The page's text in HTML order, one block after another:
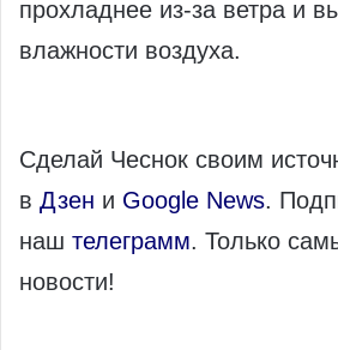
прохладнее из‑за ветра и
влажности воздуха.
Сделай Чеснок своим
в Дзен и Google News.
наш телеграмм. Только
новости!